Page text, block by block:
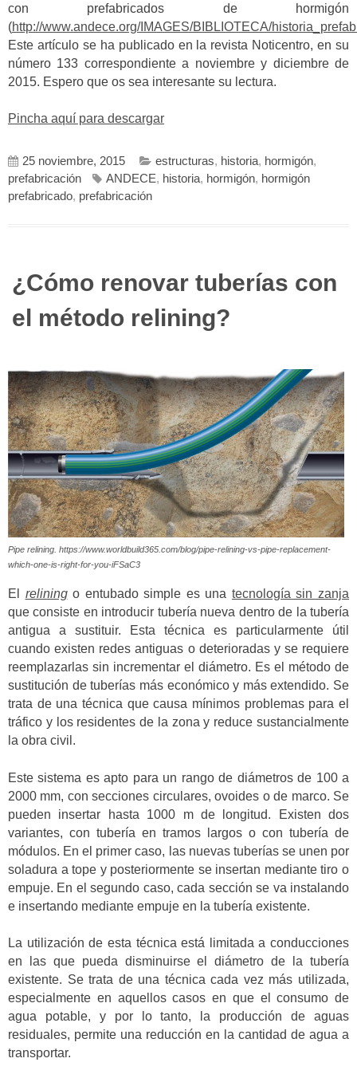
con prefabricados de hormigón
(http://www.andece.org/IMAGES/BIBLIOTECA/
Este artículo se ha publicado en la revista Noticentro, en su
número 133 correspondiente a noviembre y diciembre de
2015. Espero que os sea interesante su lectura.
Pincha aquí para descargar
25 noviembre, 2015 estructuras, historia, hormigón,
prefabricación
ANDECE, historia, hormigón, hormigón
prefabricado, prefabricación
¿Cómo renovar tuberías con
el método relining?
Pipe relining. https://www.worldbuild365.com/blog/pipe-relining-vs-pipe-replacement-
which-one-is-right-for-you-iFSaC3
El reliningo entubado simple es una tecnología sin zanja
que consiste en introducir tubería nueva dentro de la tubería
antigua a sustituir. Esta técnica es particularmente útil
cuando existen redes antiguas o deterioradas y se requiere
reemplazarlas sin incrementar el diámetro. Es el método de
sustitución de tuberías más económico y más extendido. Se
trata de una técnica que causa mínimos problemas para el
tráfico y los residentes de la zona y reduce sustancialmente
la obra civil.
Este sistema es apto para un rango de diámetros de 100 a
2000 mm, con secciones circulares, ovoides o de marco. Se
pueden insertar hasta 1000 m de longitud. Existen dos
variantes, con tubería en tramos largos o con tubería de
módulos. En el primer caso, las nuevas tuberías se unen por
soladura a tope y posteriormente se insertan mediante tiro o
empuje. En el segundo caso, cada sección se va instalando
e insertando mediante empuje en la tubería existente.
La utilización de esta técnica está limitada a conducciones
en las que pueda disminuirse el diámetro de la tubería
existente. Se trata de una técnica cada vez más utilizada,
especialmente en aquellos casos en que el consumo de
agua potable, y por lo tanto, la producción de aguas
residuales, permite una reducción en la cantidad de agua a
transportar.